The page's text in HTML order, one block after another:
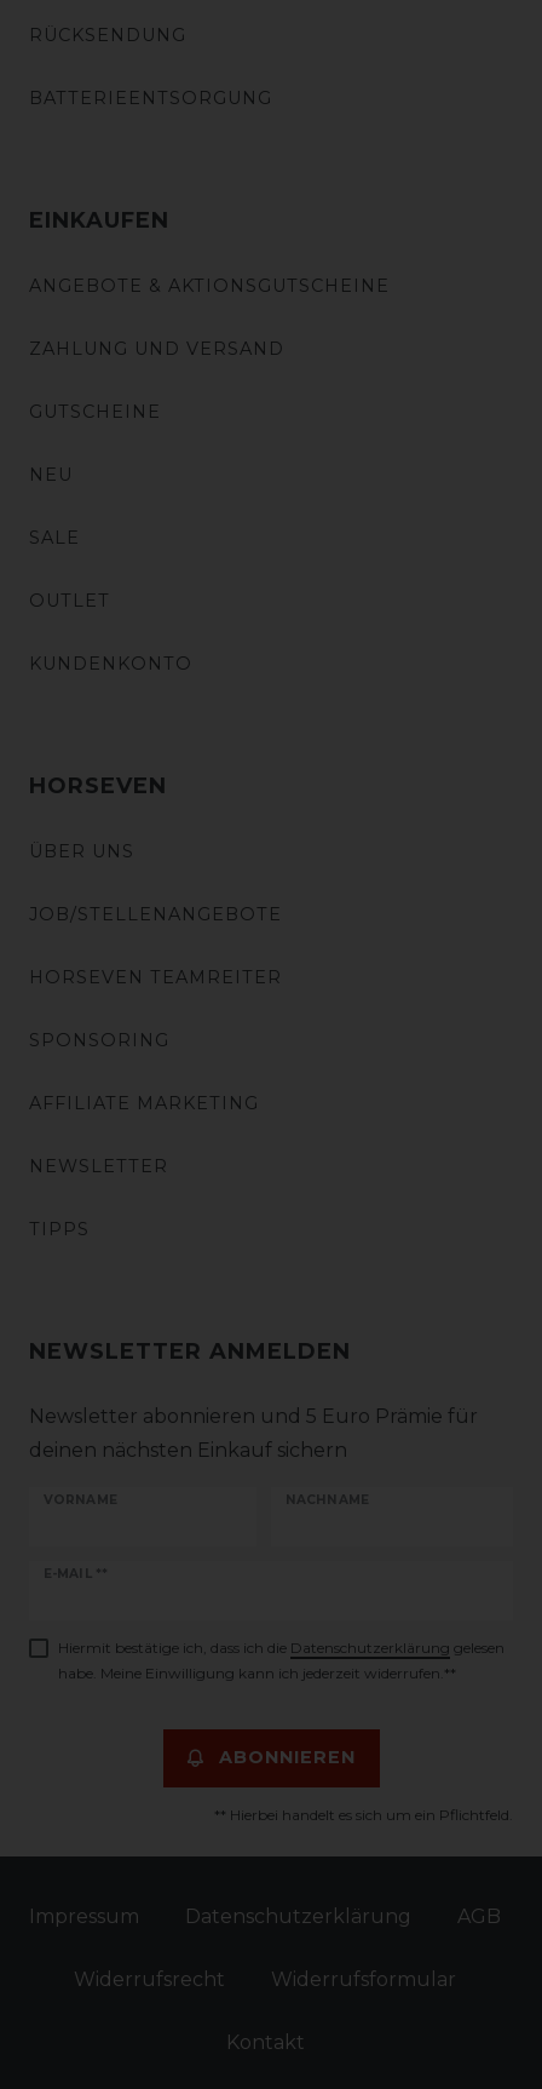
RÜCKSENDUNG
BATTERIEENTSORGUNG
EINKAUFEN
ANGEBOTE & AKTIONSGUTSCHEINE
ZAHLUNG UND VERSAND
GUTSCHEINE
NEU
SALE
OUTLET
KUNDENKONTO
HORSEVEN
ÜBER UNS
JOB/STELLENANGEBOTE
HORSEVEN TEAMREITER
SPONSORING
AFFILIATE MARKETING
NEWSLETTER
TIPPS
NEWSLETTER ANMELDEN
Newsletter abonnieren und 5 Euro Prämie für
deinen nächsten Einkauf sichern
VORNAME NACHNAME
E-MAIL **
Newsletter
Hiermit bestätige ich, dass ich die Daten­schutz­erklärung gelesen
habe. Meine Einwilligung kann ich jederzeit widerrufen.**
ABONNIEREN
** Hierbei handelt es sich um ein Pflichtfeld.
Impressum Daten­schutz­erklärung AGB
Widerrufs­recht Widerrufs­formular
Kontakt